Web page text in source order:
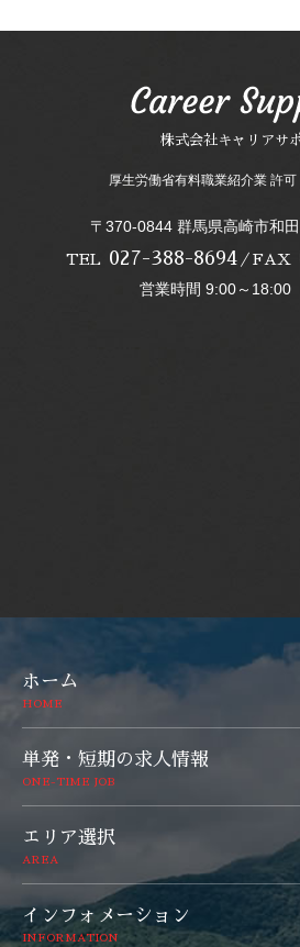
株式会社キャリアサ
厚生労働省有料職業紹介業 許
〒370-0844 群馬県高崎市和
TEL 027-388-8694／FAX
営業時間 9:00～18:00
ホーム
HOME
単発・短期の求人情報
ONE-TIME JOB
エリア選択
AREA
インフォメーション
INFORMATION